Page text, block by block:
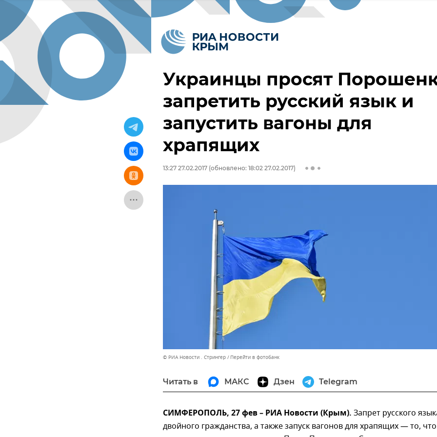
Украинцы просят
запретить русский язык и
запустить вагоны для
храпящих
13:27 27.02.2017 (обновлено: 18:02 27.02.2017)
© РИА Новости . Стрингер Перейти в фотобанк
Читать в МАКС Дзен Telegram
СИМФЕРОПОЛЬ, 27 фев – РИА Новости (Крым). Запрет русского
двойного гражданства, а также запуск вагонов для храпящих — то, что